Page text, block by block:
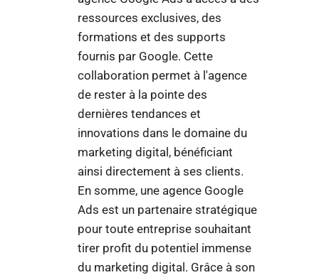
ressources exclusives, des
formations et des supports
fournis par Google. Cette
collaboration permet à l'agence
de rester à la pointe des
dernières tendances et
innovations dans le domaine du
marketing digital, bénéficiant
ainsi directement à ses clients.
En somme, une agence Google
Ads est un partenaire stratégique
pour toute entreprise souhaitant
tirer profit du potentiel immense
du marketing digital. Grâce à son